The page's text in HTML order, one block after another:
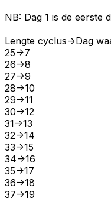
NB: Dag 1 is de eerste
Lengte cyclus->Dag
25->7
26->8
27->9
28->10
29->11
30->12
31->13
32->14
33->15
34->16
35->17
36->18
37->19